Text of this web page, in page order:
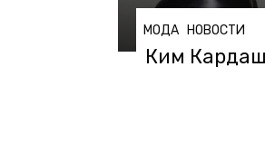
МОДА НОВОСТИ
Ким